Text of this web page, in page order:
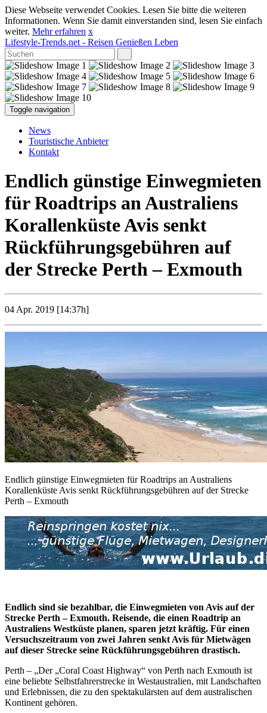
Diese Webseite verwendet Cookies. Lesen Sie bitte die weiteren
Informationen. Wenn Sie damit einverstanden sind, lesen Sie einfach
weiter. Mehr erfahren x
Lifestyle-Trends.net - Reisen Genießen Leben
Toggle navigation
News
Touristische Anbieter
Kontakt
Endlich günstige Einwegmieten
für Roadtrips an Australiens
Korallenküste Avis senkt
Rückführungsgebühren auf
der Strecke Perth – Exmouth
04 Apr. 2019 [14:37h]
Endlich günstige Einwegmieten für Roadtrips an Australiens
Korallenküste Avis senkt Rückführungsgebühren auf der Strecke
Perth – Exmouth
Endlich sind sie bezahlbar, die Einwegmieten von Avis auf der
Strecke Perth – Exmouth. Reisende, die einen Roadtrip an
Australiens Westküste planen, sparen jetzt kräftig. Für einen
Versuchszeitraum von zwei Jahren senkt Avis für Mietwägen
auf dieser Strecke seine Rückführungsgebühren drastisch.
Perth – „Der „Coral Coast Highway“ von Perth nach Exmouth ist
eine beliebte Selbstfahrerstrecke in Westaustralien, mit Landschaften
und Erlebnissen, die zu den spektakulärsten auf dem australischen
Kontinent gehören.